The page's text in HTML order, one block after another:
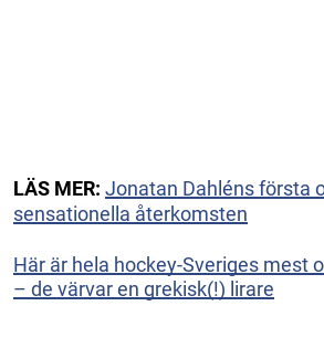
LÄS MER: Jonatan Dahléns första
sensationella återkomsten
Här är hela hockey-Sveriges mest
– de värvar en grekisk(!) lirare